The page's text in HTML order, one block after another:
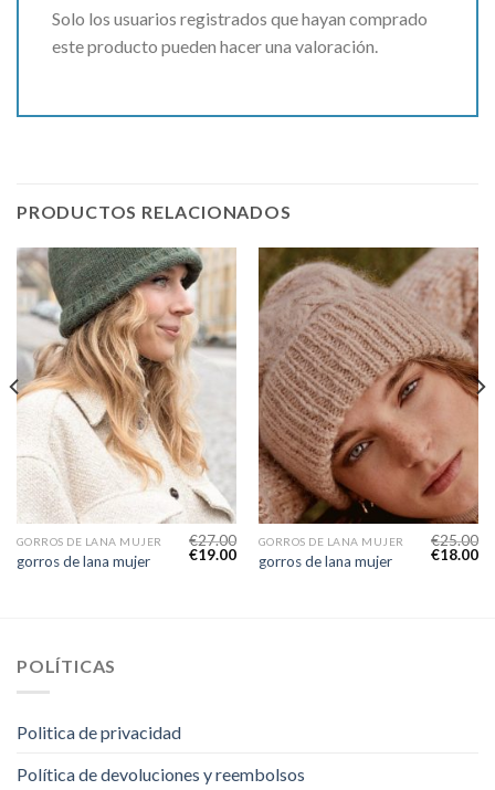
Solo los usuarios registrados que hayan comprado
este producto pueden hacer una valoración.
PRODUCTOS RELACIONADOS
GORROS DE LANA MUJER
gorros de lana mujer
€27.00
€19.00
GORROS DE LANA MUJER
gorros de lana mujer
€25.00
€18.00
POLÍTICAS
Politica de privacidad
Política de devoluciones y reembolsos